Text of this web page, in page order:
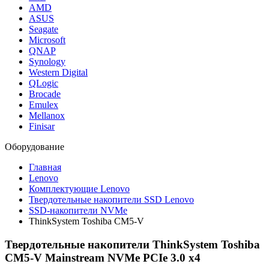
AMD
ASUS
Seagate
Microsoft
QNAP
Synology
Western Digital
QLogic
Brocade
Emulex
Mellanox
Finisar
Оборудование
Главная
Lenovo
Комплектующие Lenovo
Твердотельные накопители SSD Lenovo
SSD-накопители NVMe
ThinkSystem Toshiba CM5-V
Твердотельные накопители ThinkSystem Toshiba
CM5-V Mainstream NVMe PCIe 3.0 x4